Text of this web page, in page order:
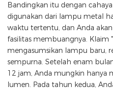
Bandingkan itu dengan
digunakan dari lampu metal
waktu tertentu, dan Anda
fasilitas membuangnya. Klaim
mengasumsikan lampu baru,
sempurna. Setelah enam
12 jam, Anda mungkin hanya
lumen. Pada tahun kedua,